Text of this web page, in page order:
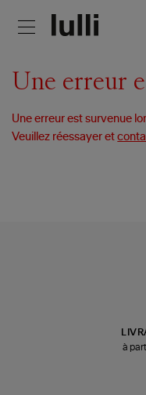
Une erreur
Une erreur est survenue
Veuillez réessayer et
à